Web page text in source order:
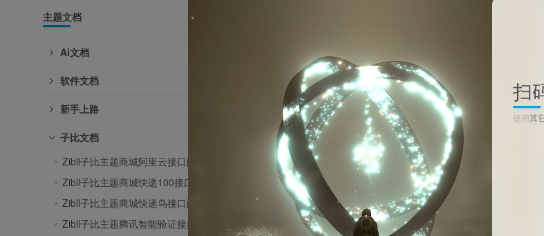
实现。两种方法均无
：使用 Zibll 子比主题并希望为搜索框增加
Zibll子比
核心价值 ：通过插件或代码方式，为网站搜索框添加
操作前准备
主题文档
Ai文档
软件文档
新手上路
子比文档
Zibll子比主题商城阿里云接口配置教程
Zibll子比主题商城快递100接口配置教程
Zibll子比主题商城快递鸟接口配置教程
Zibll子比主题腾讯智能验证接口配置教程
扫
使用其